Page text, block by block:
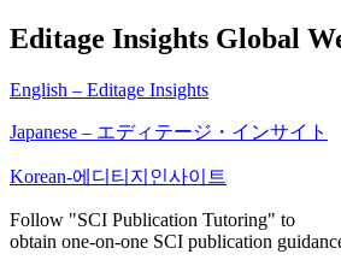
Editage Insights Global
English – Editage Insights
Japanese – エディテージ・インサイト
Korean-에디티지인사이트
Follow "SCI Publication Tutoring" to
obtain one-on-one SCI publication